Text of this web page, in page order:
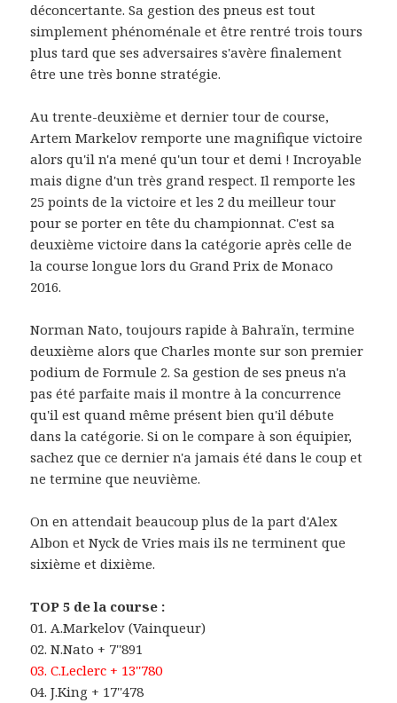
déconcertante. Sa gestion des pneus est tout
simplement phénoménale et être rentré trois tours
plus tard que ses adversaires s'avère finalement
être une très bonne stratégie.
Au trente-deuxième et dernier tour de course,
Artem Markelov remporte une magnifique victoire
alors qu'il n'a mené qu'un tour et demi ! Incroyable
mais digne d'un très grand respect. Il remporte les
25 points de la victoire et les 2 du meilleur tour
pour se porter en tête du championnat. C'est sa
deuxième victoire dans la catégorie après celle de
la course longue lors du Grand Prix de Monaco
2016.
Norman Nato, toujours rapide à Bahraïn, termine
deuxième alors que Charles monte sur son premier
podium de Formule 2. Sa gestion de ses pneus n'a
pas été parfaite mais il montre à la concurrence
qu'il est quand même présent bien qu'il débute
dans la catégorie. Si on le compare à son équipier,
sachez que ce dernier n'a jamais été dans le coup et
ne termine que neuvième.
On en attendait beaucoup plus de la part d'Alex
Albon et Nyck de Vries mais ils ne terminent que
sixième et dixième.
TOP 5 de la course :
01. A.Markelov (Vainqueur)
02. N.Nato + 7''891
03. C.Leclerc + 13''780
04. J.King + 17''478